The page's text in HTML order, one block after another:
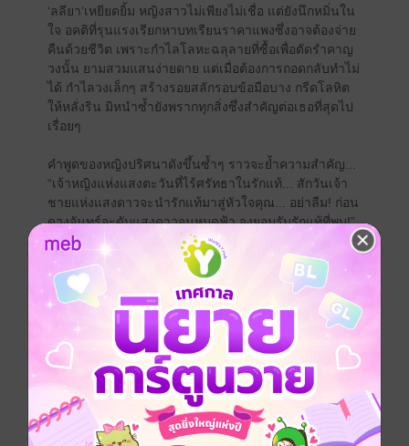
‘ลลียา’เหยียดยิ้ม หญิงสาวไม่เพียงไม่เชื่อ แต่ยังนึกหมิ่นใน
ใจ อคติที่รุนแรงเรียกหาบทเรียนราคาแพงซึ่งอาจต้องจ่าย
คืนด้วยชีวิต เพราะกำไลโลหะฉลุลายที่ซื้อเพื่อตัดรำคาญ
วงนั้น ยามสวมแสนง่ายดาย แต่เมื่อต้องการถอดกลับทำไม่
ได้ กำไลวงเล็กๆ สร้างรอยสลักรอบข้อมือบาง กรีดโลหิต
ให้หลั่งริน มิหนำซ้ำยังพรากทุกสิ่งซึ่งสำคัญต่อเธอที่สุดไป
เรื่อยๆ
คำพูดของหญิงปริศนาดังขึ้นซ้ำๆ ราวจะย้ำความสำคัญ...
“เจ้าหญิงแห่งแสงตะวันที่ไร้ศรัทธาในรักแท้... สักวันเจ้า
ชายแห่งแสงดาวจะนำรักแท้มาสู่หัวใจคุณ... อย่าลืม! ก่อน
ดวงจันทร์จะดับแสงดาวจนหมดฟ้า จงยอมรับรักแท้ที่พบ!”
ถ้าเจ้าหญิงแห่งแสงตะวันหมายถึงตัวเธอ แล้วเจ้าชายแห่ง
แสงดาวเล่า หมายถึงใครกัน เหลืออีกเพียงไม่กี่วันก็จะถึง
คืนเพ็ญแล้ว ที่สำคัญ... เธอจะยอมรับรักแท้ได้ยังไง ในเมื่อ
ไม่เคยเชื่อว่ามันมีอยู่จริง!
ประเภทไฟล์ pdf
วันที่วางขาย 09 ธันวาคม 2558
ความยาว 177 หน้า